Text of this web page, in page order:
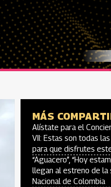
MÁS
Alístate para el
VII: Estas son todas
para que disfrutes
“Aguacero”, “Hoy
llegan al estreno de la
Nacional de Colombia